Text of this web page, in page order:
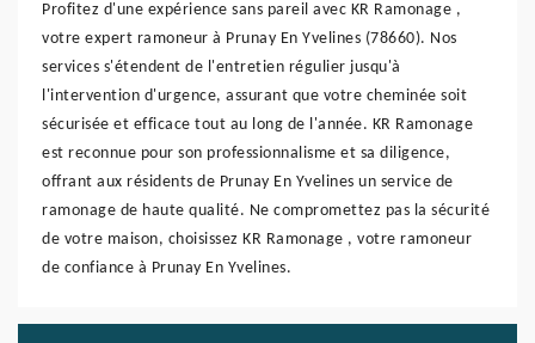
Profitez d'une expérience sans pareil avec KR Ramonage ,
votre expert ramoneur à Prunay En Yvelines (78660). Nos
services s'étendent de l'entretien régulier jusqu'à
l'intervention d'urgence, assurant que votre cheminée soit
sécurisée et efficace tout au long de l'année. KR Ramonage
est reconnue pour son professionnalisme et sa diligence,
offrant aux résidents de Prunay En Yvelines un service de
ramonage de haute qualité. Ne compromettez pas la sécurité
de votre maison, choisissez KR Ramonage , votre ramoneur
de confiance à Prunay En Yvelines.